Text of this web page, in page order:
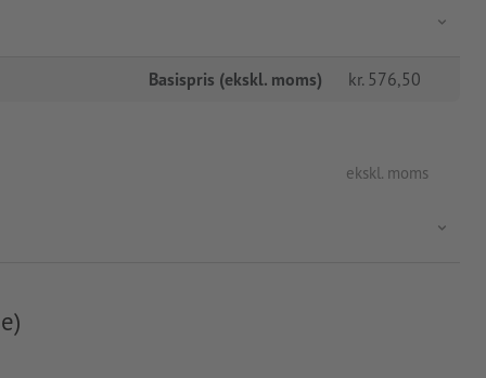
Basispris (ekskl. moms) kr. 576,50
ekskl. moms